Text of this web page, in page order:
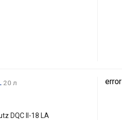
20 л
DQC II-18 LA
error